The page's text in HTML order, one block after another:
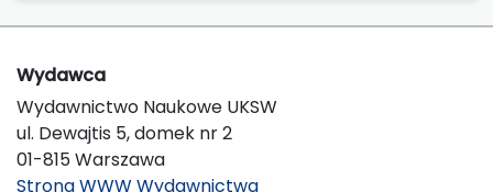
Wydawca
Wydawnictwo Naukowe UKSW
ul. Dewajtis 5, domek nr 2
01-815 Warszawa
Strona WWW Wydawnictwa